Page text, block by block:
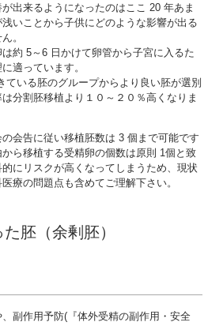
出来るようになったのはここ 20 年あま
いことから子供にどのような影響が出る
。
約 5～6 日かけて卵管から子宮に入るた
適っています。
ている胚のグループからより良い胚が選別
分割胚移植より１０～２０％高くなりま
会告に従い移植胚数は 3 個まで可能です
ら移植する受精卵の個数は原則 1個と致
にリスクが高くなってしまうため、現状
療の問題点も含めてご理解下さい。
胚（余剰胚）
副作用予防(『体外受精の副作用・安全